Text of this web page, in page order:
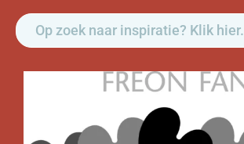
Op zoek naar inspiratie? Klik hier.